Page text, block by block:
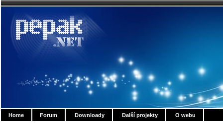
Home Forum Downloady Další projekty O webu